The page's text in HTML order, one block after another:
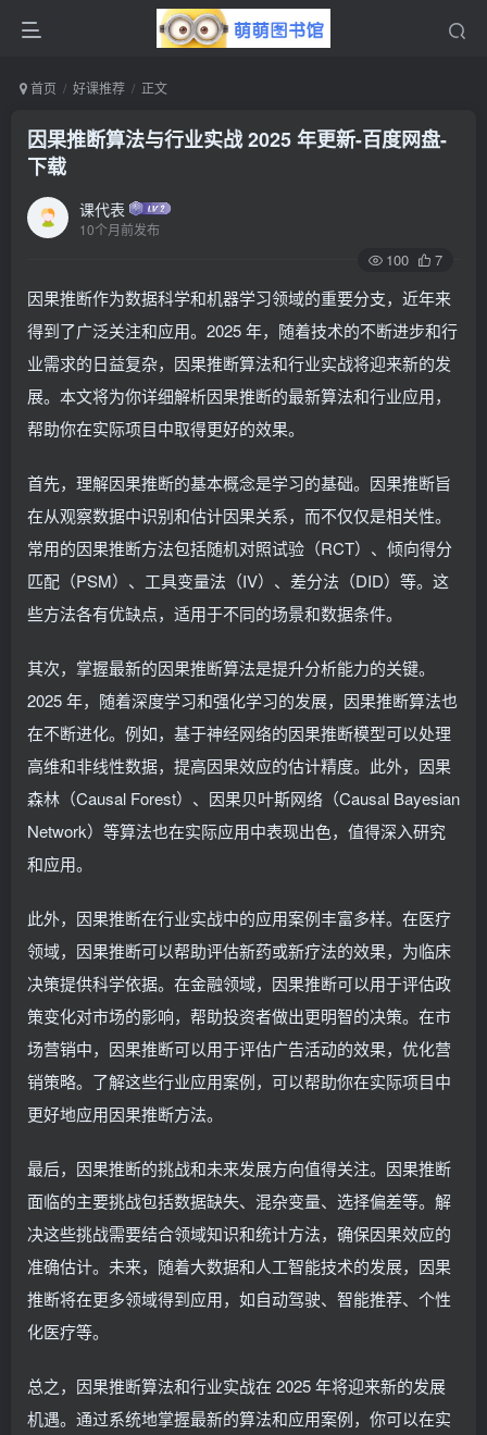
首页 好课推荐 正文
因果推断算法与行业实战 2025 年更新-百度网盘-
下载
课代表
10个月前发布
100 7
因果推断作为数据科学和机器学习领域的重要分支，近年来
得到了广泛关注和应用。2025 年，随着技术的不断进步和行
业需求的日益复杂，因果推断算法和行业实战将迎来新的发
展。本文将为你详细解析因果推断的最新算法和行业应用，
帮助你在实际项目中取得更好的效果。
首先，理解因果推断的基本概念是学习的基础。因果推断旨
在从观察数据中识别和估计因果关系，而不仅仅是相关性。
常用的因果推断方法包括随机对照试验（RCT）、倾向得分
匹配（PSM）、工具变量法（IV）、差分法（DID）等。这
些方法各有优缺点，适用于不同的场景和数据条件。
其次，掌握最新的因果推断算法是提升分析能力的关键。
2025 年，随着深度学习和强化学习的发展，因果推断算法也
在不断进化。例如，基于神经网络的因果推断模型可以处理
高维和非线性数据，提高因果效应的估计精度。此外，因果
森林（Causal Forest）、因果贝叶斯网络（Causal Bayesian
Network）等算法也在实际应用中表现出色，值得深入研究
和应用。
此外，因果推断在行业实战中的应用案例丰富多样。在医疗
领域，因果推断可以帮助评估新药或新疗法的效果，为临床
决策提供科学依据。在金融领域，因果推断可以用于评估政
策变化对市场的影响，帮助投资者做出更明智的决策。在市
场营销中，因果推断可以用于评估广告活动的效果，优化营
销策略。了解这些行业应用案例，可以帮助你在实际项目中
更好地应用因果推断方法。
最后，因果推断的挑战和未来发展方向值得关注。因果推断
面临的主要挑战包括数据缺失、混杂变量、选择偏差等。解
决这些挑战需要结合领域知识和统计方法，确保因果效应的
准确估计。未来，随着大数据和人工智能技术的发展，因果
推断将在更多领域得到应用，如自动驾驶、智能推荐、个性
化医疗等。
总之，因果推断算法和行业实战在 2025 年将迎来新的发展
机遇。通过系统地掌握最新的算法和应用案例，你可以在实